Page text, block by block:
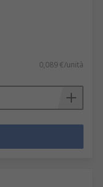
0,089 €/unità